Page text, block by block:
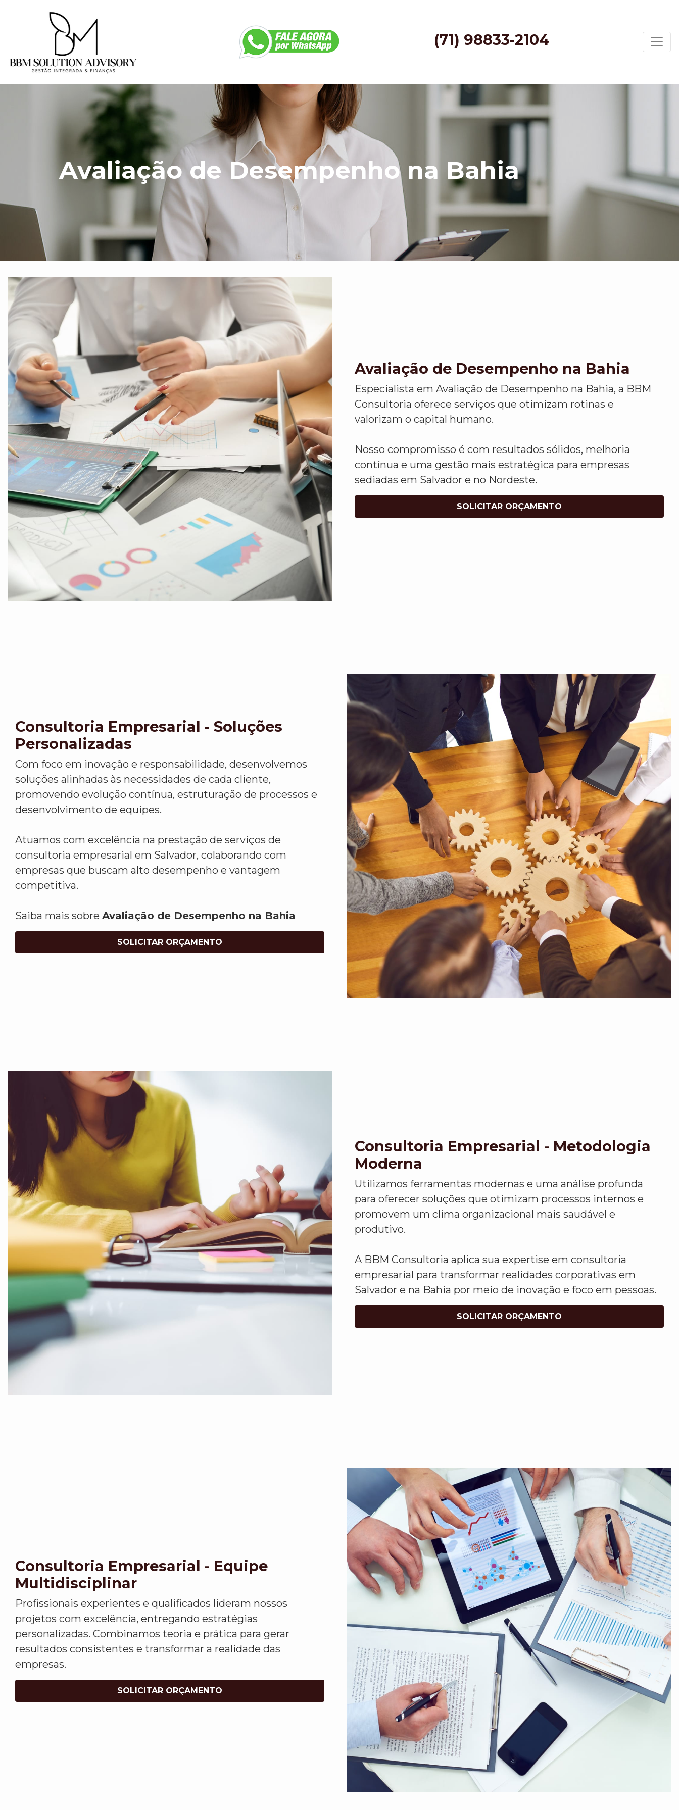
(71) 98833-2104
Avaliação de Desempenho na Bahia
Avaliação de Desempenho na Bahia
Especialista em Avaliação de Desempenho na Bahia, a BBM
Consultoria oferece serviços que otimizam rotinas e
valorizam o capital humano.
Nosso compromisso é com resultados sólidos, melhoria
contínua e uma gestão mais estratégica para empresas
sediadas em Salvador e no Nordeste.
SOLICITAR ORÇAMENTO
Consultoria Empresarial - Soluções
Personalizadas
Com foco em inovação e responsabilidade, desenvolvemos
soluções alinhadas às necessidades de cada cliente,
promovendo evolução contínua, estruturação de processos e
desenvolvimento de equipes.
Atuamos com excelência na prestação de serviços de
consultoria empresarial em Salvador, colaborando com
empresas que buscam alto desempenho e vantagem
competitiva.
Saiba mais sobre Avaliação de Desempenho na Bahia
SOLICITAR ORÇAMENTO
Consultoria Empresarial - Metodologia
Moderna
Utilizamos ferramentas modernas e uma análise profunda
para oferecer soluções que otimizam processos internos e
promovem um clima organizacional mais saudável e
produtivo.
A BBM Consultoria aplica sua expertise em consultoria
empresarial para transformar realidades corporativas em
Salvador e na Bahia por meio de inovação e foco em pessoas.
SOLICITAR ORÇAMENTO
Consultoria Empresarial - Equipe
Multidisciplinar
Profissionais experientes e qualificados lideram nossos
projetos com excelência, entregando estratégias
personalizadas. Combinamos teoria e prática para gerar
resultados consistentes e transformar a realidade das
empresas.
SOLICITAR ORÇAMENTO